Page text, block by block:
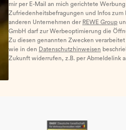
mir per E-Mail an mich gerichtete
Zufriedenheitsbefragungen und Infos zum
anderen Unternehmen der REWE Group
GmbH darf zur Werbeoptimierung die
Zu diesen genannten Zwecken
wie in den Datenschutzhinweisen
Zukunft widerrufen, z.B. per Abmeldelink